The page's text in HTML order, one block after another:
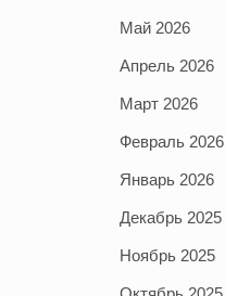
Май 2026
Апрель 2026
Март 2026
Февраль 2026
Январь 2026
Декабрь 2025
Ноябрь 2025